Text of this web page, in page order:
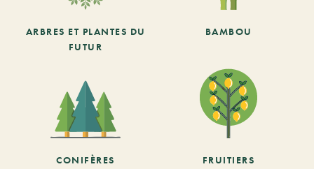
ARBRES ET PLANTES DU
FUTUR
BAMBOU
CONIFÈRES FRUITIERS